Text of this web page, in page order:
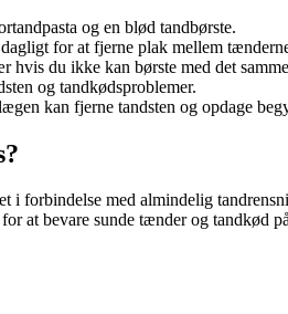
og en blød tandbørste.
dagligt for at fjerne plak mellem
hvis du ikke kan børste med det
og tandkødsproblemer.
kan fjerne tandsten og opdage
i forbindelse med almindelig
at bevare sunde tænder og tandkød